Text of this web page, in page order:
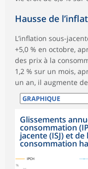
Hausse de
L’inflation sous-
+5,0 % en octobre,
des prix à la
1,2 % sur un mois,
un an, il augmente
Glissements
consommation
jacente (ISJ) et
consommation
%
IPCH